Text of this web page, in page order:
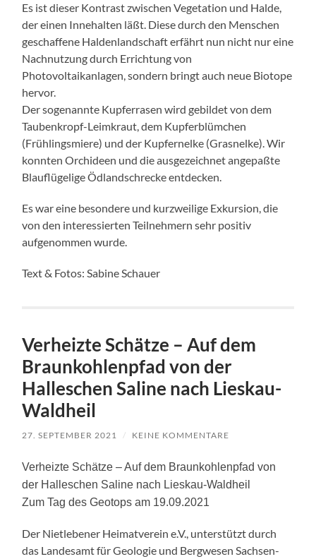
Es ist dieser Kontrast zwischen Vegetation und Halde,
der einen Innehalten läßt. Diese durch den Menschen
geschaffene Haldenlandschaft erfährt nun nicht nur eine
Nachnutzung durch Errichtung von
Photovoltaikanlagen, sondern bringt auch neue Biotope
hervor.
Der sogenannte Kupferrasen wird gebildet von dem
Taubenkropf-Leimkraut, dem Kupferblümchen
(Frühlingsmiere) und der Kupfernelke (Grasnelke). Wir
konnten Orchideen und die ausgezeichnet angepaßte
Blauflügelige Ödlandschrecke entdecken.
Es war eine besondere und kurzweilige Exkursion, die
von den interessierten Teilnehmern sehr positiv
aufgenommen wurde.
Text & Fotos: Sabine Schauer
Verheizte Schätze – Auf dem
Braunkohlenpfad von der
Halleschen Saline nach Lieskau-
Waldheil
27. SEPTEMBER 2021 / KEINE KOMMENTARE
Verheizte Schätze – Auf dem Braunkohlenpfad von
der Halleschen Saline nach Lieskau-Waldheil
Zum Tag des Geotops am 19.09.2021
Der Nietlebener Heimatverein e.V., unterstützt durch
das Landesamt für Geologie und Bergwesen Sachsen-